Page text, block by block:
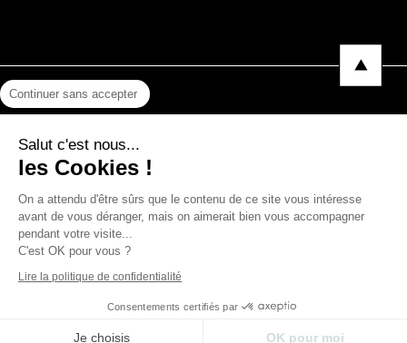
Protection des données
Photos, Vidéos & Catalogues
Continuer sans accepter
Salut c'est nous...
les Cookies !
On a attendu d'être sûrs que le contenu de ce site vous intéresse
avant de vous déranger, mais on aimerait bien vous accompagner
pendant votre visite...
C'est OK pour vous ?
Lire la politique de confidentialité
Consentements certifiés par
Je choisis OK pour moi